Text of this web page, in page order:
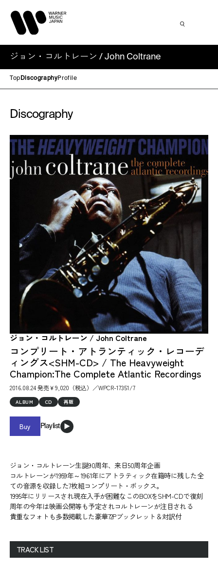
ジョン・コルトレーン / John Coltrane
Top DiscographyProfile
Discography
ジョン・コルトレーン / John Coltrane
コンプリート・アトランティック・レコーデ
ィングス<SHM-CD> / The Heavyweight
Champion:The Complete Atlantic Recordings
2016.08.24 発売￥9,020（税込）／WPCR-17351/7
ALBUM CD 再販
Buy Playlist
ジョン・コルトレーン生誕90周年、来日50周年企画
コルトレーンが1959年～1961年にアトラティック在籍時に残した全
ての音源を収録した7枚組コンプリート・ボックス。
1995年にリリースされ現在入手が困難なこのBOXをSHM-CDで復刻
周年の今年は映画公開等も予定されコルトレーンが注目される
貴重なフォトも多数掲載した豪華72Pブックレット＆対訳付
TRACK LIST